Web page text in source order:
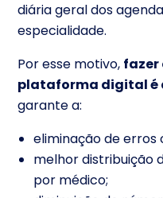
diária geral dos
especialidade.
Por esse motivo, fazer
plataforma digital é
garante a:
eliminação de erros
melhor distribuição
por médico;